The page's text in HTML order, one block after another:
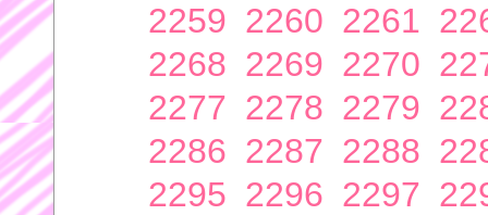
2259 2260 2261
2268 2269 2270
2277 2278 2279
2286 2287 2288
2295 2296 2297